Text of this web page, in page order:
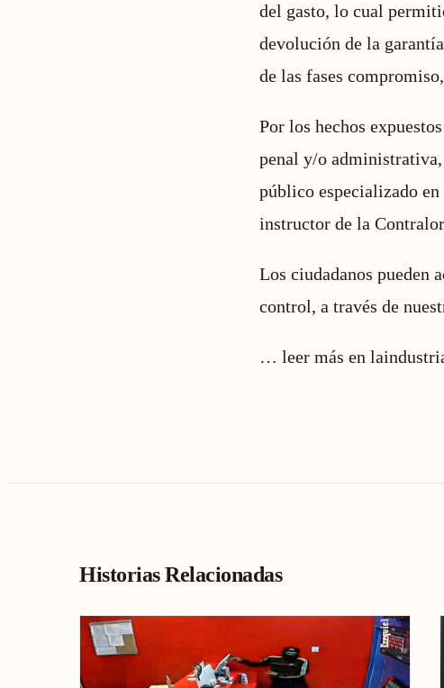
del gasto, lo cual
devolución de la
de las fases
Por los hechos
penal y/o
público especializado
instructor de la
Los ciudadanos pueden
control, a través de
… leer más en
Historias Relacionadas